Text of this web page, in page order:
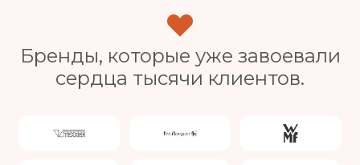
Бренды, которые уже завоевали
сердца тысячи клиентов.